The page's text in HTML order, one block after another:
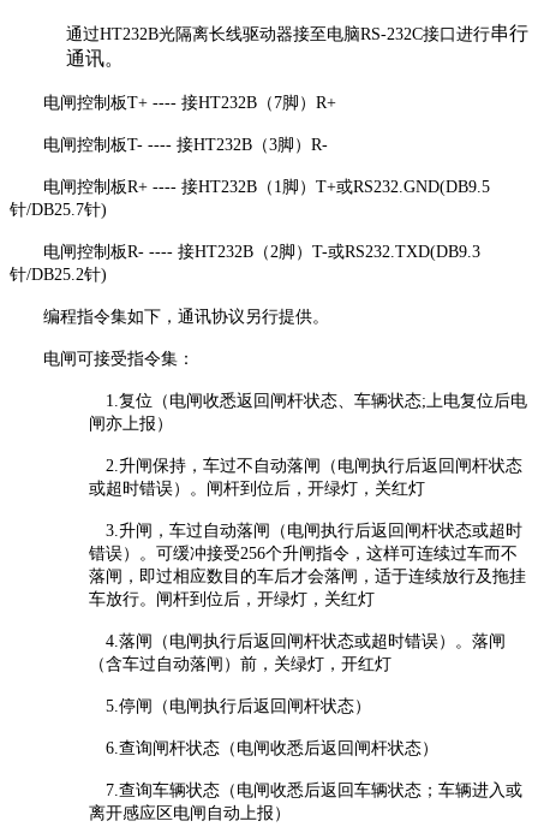
通过HT232B光隔离长线驱动器接至电脑RS-232C接口进行串行
通讯。
电闸控制板T+ ---- 接HT232B（7脚）R+
电闸控制板T- ---- 接HT232B（3脚）R-
电闸控制板R+ ---- 接HT232B（1脚）T+或RS232.GND(DB9.5
针/DB25.7针)
电闸控制板R- ---- 接HT232B（2脚）T-或RS232.TXD(DB9.3
针/DB25.2针)
编程指令集如下，通讯协议另行提供。
电闸可接受指令集：
1. 复位（电闸收悉返回闸杆状态、车辆状态;上电复位后电
闸亦上报）
2. 升闸保持，车过不自动落闸（电闸执行后返回闸杆状态
或超时错误）。闸杆到位后，开绿灯，关红灯
3. 升闸，车过自动落闸（电闸执行后返回闸杆状态或超时
错误）。可缓冲接受256个升闸指令，这样可连续过车而不
落闸，即过相应数目的车后才会落闸，适于连续放行及拖挂
车放行。闸杆到位后，开绿灯，关红灯
4. 落闸（电闸执行后返回闸杆状态或超时错误）。落闸
（含车过自动落闸）前，关绿灯，开红灯
5. 停闸（电闸执行后返回闸杆状态）
6. 查询闸杆状态（电闸收悉后返回闸杆状态）
7. 查询车辆状态（电闸收悉后返回车辆状态；车辆进入或
离开感应区电闸自动上报）